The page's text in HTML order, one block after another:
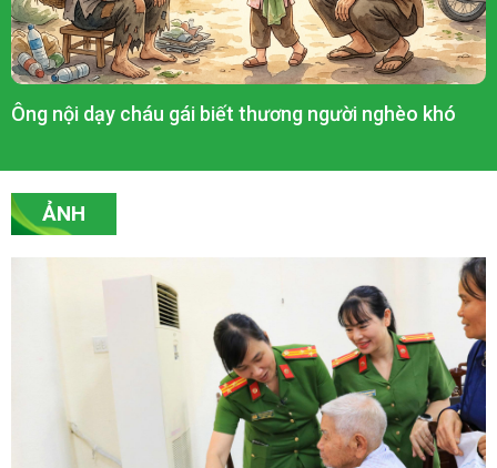
Ông nội dạy cháu gái biết thương người nghèo khó
ẢNH